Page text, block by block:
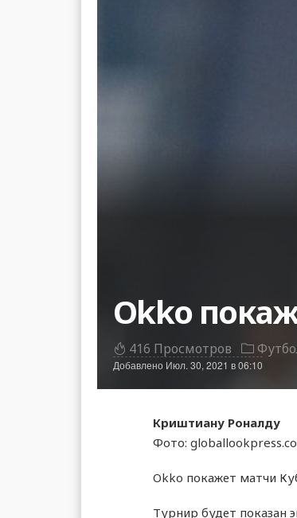
Okko
416 Просмотров
Добавлено Июл. 30, 2021 в 06:10
Криштиану Роналду
Фото:
Okko покажет матчи
Турнир будет показан